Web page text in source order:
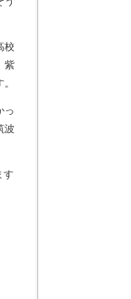
校
紫
っ
波
す